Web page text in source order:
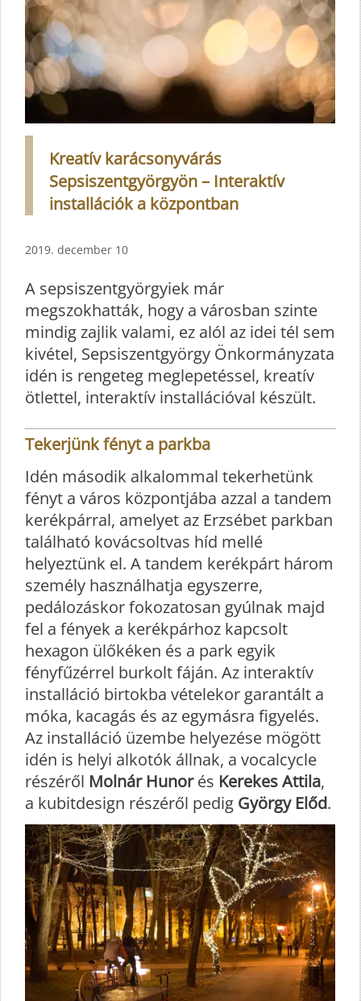
Kreatív karácsonyvárás
Sepsiszentgyörgyön – Interaktív
installációk a központban
2019. december 10
A sepsiszentgyörgyiek már
megszokhatták, hogy a városban szinte
mindig zajlik valami, ez alól az idei tél sem
kivétel, Sepsiszentgyörgy Önkormányzata
idén is rengeteg meglepetéssel, kreatív
ötlettel, interaktív installációval készült.
Tekerjünk fényt a parkba
Idén második alkalommal tekerhetünk
fényt a város központjába azzal a tandem
kerékpárral, amelyet az Erzsébet parkban
található kovácsoltvas híd mellé
helyeztünk el. A tandem kerékpárt három
személy használhatja egyszerre,
pedálozáskor fokozatosan gyúlnak majd
fel a fények a kerékpárhoz kapcsolt
hexagon ülőkéken és a park egyik
fényfűzérrel burkolt fáján. Az interaktív
installáció birtokba vételekor garantált a
móka, kacagás és az egymásra figyelés.
Az installáció üzembe helyezése mögött
idén is helyi alkotók állnak, a vocalcycle
részéről Molnár Hunorés Kerekes Attila,
a kubitdesign részéről pedig György Előd.